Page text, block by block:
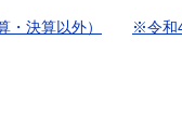
決算以外） ※令和